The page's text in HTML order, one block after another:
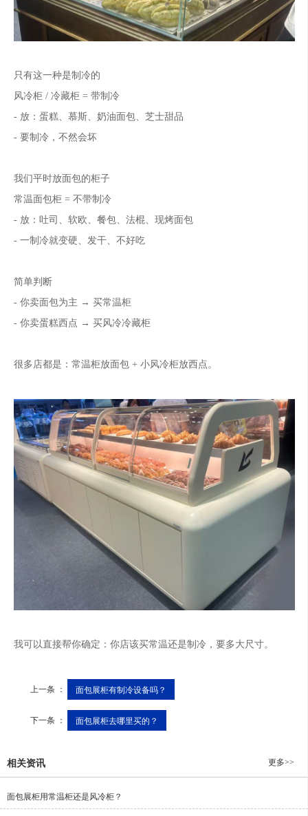
只有这一种是制冷的
风冷柜 / 冷藏柜 = 带制冷
- 放：蛋糕、慕斯、奶油面包、芝士甜品
- 要制冷，不然会坏
我们平时放面包的柜子
常温面包柜 = 不带制冷
- 放：吐司、软欧、餐包、法棍、现烤面包
- 一制冷就变硬、发干、不好吃
简单判断
- 你卖面包为主 → 买常温柜
- 你卖蛋糕西点 → 买风冷冷藏柜
很多店都是：常温柜放面包 + 小风冷柜放西点。
我可以直接帮你确定：你店该买常温还是制冷，要多大尺寸。
上一条 ： 面包展柜有制冷设备吗？
下一条 ： 面包展柜去哪里买的？
相关资讯 更多>>
面包展柜用常温柜还是风冷柜？